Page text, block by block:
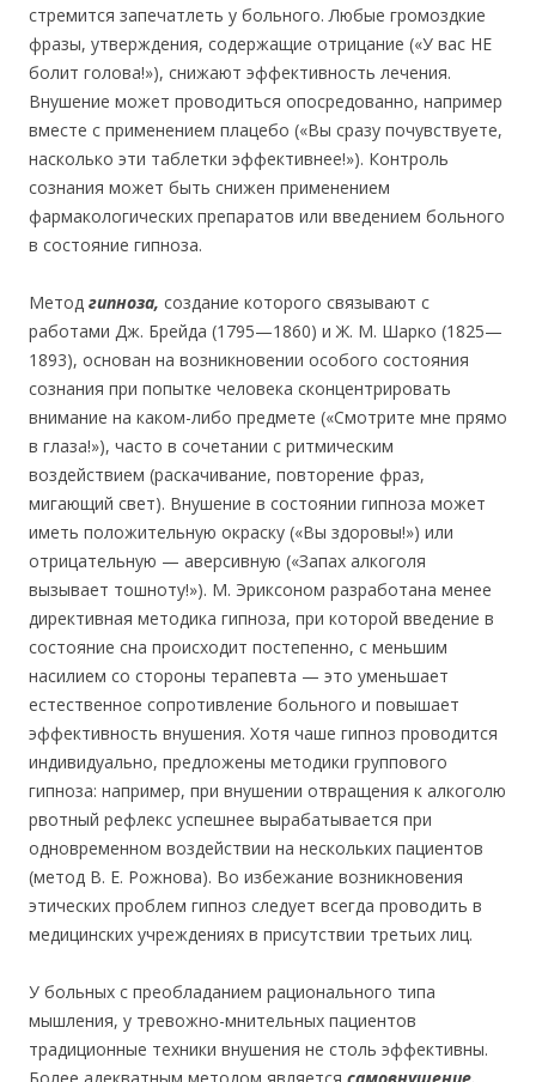
стремится запечатлеть у больного. Любые громоздкие
фразы, утверждения, содержащие отрицание («У вас НЕ
болит голова!»), снижают эффективность лечения.
Внушение может проводиться опосредованно, например
вместе с применением плацебо («Вы сразу почувствуете,
насколько эти таблетки эффективнее!»). Контроль
сознания может быть снижен применением
фармакологических препаратов или введением больного
в состояние гипноза.
Метод гипноза, создание которого связывают с
работами Дж. Брейда (1795—1860) и Ж. М. Шарко (1825—
1893), основан на возникновении особого состояния
сознания при попытке человека сконцентрировать
внимание на каком-либо предмете («Смотрите мне прямо
в глаза!»), часто в сочетании с ритмическим
воздействием (раскачивание, повторение фраз,
мигающий свет). Внушение в состоянии гипноза может
иметь положительную окраску («Вы здоровы!») или
отрицательную — аверсивную («Запах алкоголя
вызывает тошноту!»). М. Эриксоном разработана менее
директивная методика гипноза, при которой введение в
состояние сна происходит постепенно, с меньшим
насилием со стороны терапевта — это уменьшает
естественное сопротивление больного и повышает
эффективность внушения. Хотя чаше гипноз проводится
индивидуально, предложены методики группового
гипноза: например, при внушении отвращения к алкоголю
рвотный рефлекс успешнее вырабатывается при
одновременном воздействии на нескольких пациентов
(метод В. Е. Рожнова). Во избежание возникновения
этических проблем гипноз следует всегда проводить в
медицинских учреждениях в присутствии третьих лиц.
У больных с преобладанием рационального типа
мышления, у тревожно-мнительных пациентов
традиционные техники внушения не столь эффективны.